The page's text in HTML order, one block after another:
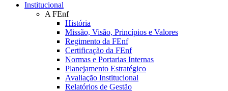
Institucional
A FEnf
História
Missão, Visão, Princípios e Valores
Regimento da FEnf
Certificação da FEnf
Normas e Portarias Internas
Planejamento Estratégico
Avaliação Institucional
Relatórios de Gestão